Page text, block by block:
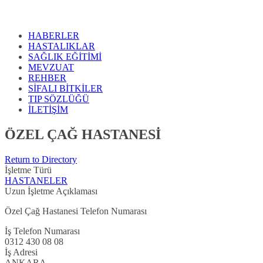
HABERLER
HASTALIKLAR
SAĞLIK EĞİTİMİ
MEVZUAT
REHBER
SİFALI BİTKİLER
TIP SÖZLÜĞÜ
İLETİŞİM
ÖZEL ÇAĞ HASTANESİ
Return to Directory
İşletme Türü
HASTANELER
Uzun İşletme Açıklaması
Özel Çağ Hastanesi Telefon Numarası
İş Telefon Numarası
0312 430 08 08
İş Adresi